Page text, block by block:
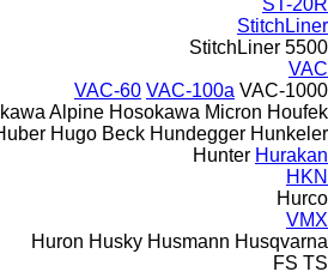
StitchLiner
StitchLiner 5500
VAC
VAC-60 VAC-100a VAC-1000
Alpine Hosokawa Micron Houfek
Hugo Beck Hundegger Hunkeler
Hunter Hurakan
HKN
Hurco
VMX
Huron Husky Husmann Husqvarna
FS TS